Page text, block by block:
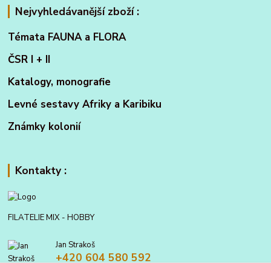
Nejvyhledávanější zboží :
Témata FAUNA a FLORA
ČSR I + II
Katalogy, monografie
Levné sestavy Afriky a Karibiku
Známky kolonií
Kontakty :
FILATELIE MIX - HOBBY
Jan Strakoš
+420 604 580 592